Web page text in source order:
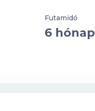
Futamidó
6 hónap